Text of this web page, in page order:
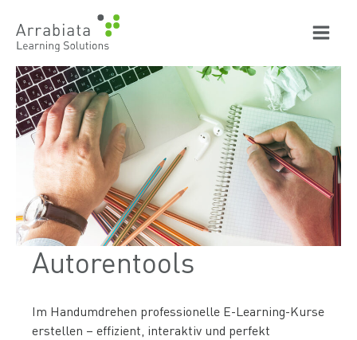
Inhalt
Autorentools
Im Handumdrehen professionelle E-Learning-Kurse
erstellen – effizient, interaktiv und perfekt